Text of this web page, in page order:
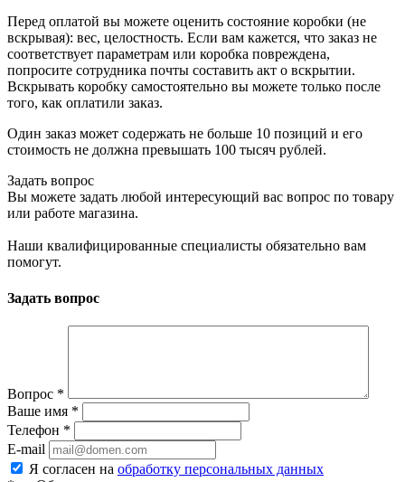
Перед оплатой вы можете оценить состояние коробки (не
вскрывая): вес, целостность. Если вам кажется, что заказ не
соответствует параметрам или коробка повреждена,
попросите сотрудника почты составить акт о вскрытии.
Вскрывать коробку самостоятельно вы можете только после
того, как оплатили заказ.
Один заказ может содержать не больше 10 позиций и его
стоимость не должна превышать 100 тысяч рублей.
Задать вопрос
Вы можете задать любой интересующий вас вопрос по товару
или работе магазина.
Наши квалифицированные специалисты обязательно вам
помогут.
Задать вопрос
Вопрос *
Ваше имя *
Телефон *
E-mail
Я согласен на обработку персональных данных